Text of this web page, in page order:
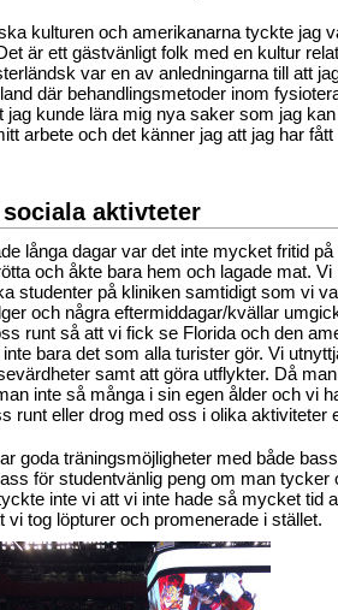
kulturen och amerikanarna tyckte jag
är ett gästvänligt folk med en kultur
var en av anledningarna till att
där behandlingsmetoder inom
jag kunde lära mig nya saker som jag
arbete och det känner jag att jag har
aktivteter
långa dagar var det inte mycket fritid
och åkte bara hem och lagade mat.
studenter på kliniken samtidigt som vi
och några eftermiddagar/kvällar
runt så att vi fick se Florida och den
inte bara det som alla turister gör. Vi
samt att göra utflykter. Då
inte så många i sin egen ålder och vi
runt eller drog med oss i olika aktiviteter
goda träningsmöjligheter med både
för studentvänlig peng om man tycker
inte vi att vi inte hade så mycket tid
vi tog löpturer och promenerade i stället.